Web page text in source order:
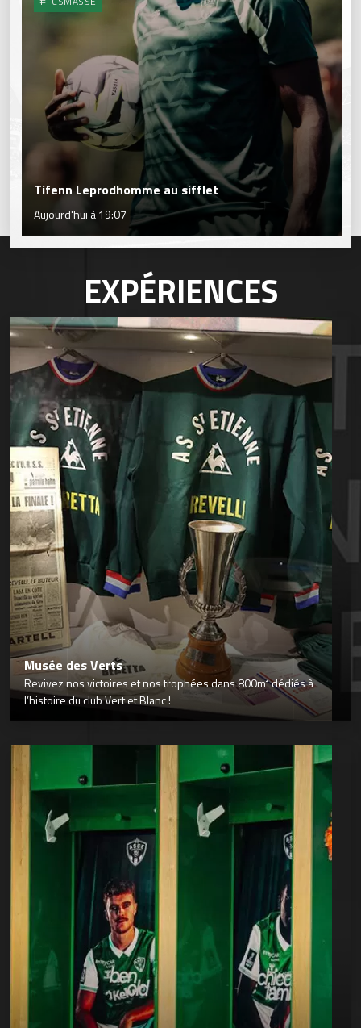
Tifenn Leprodhomme au sifflet
Aujourd'hui à 19:07
EXPÉRIENCES
Musée des Verts
Revivez nos victoires et nos trophées dans 800m² dédiés à
l’histoire du club Vert et Blanc !